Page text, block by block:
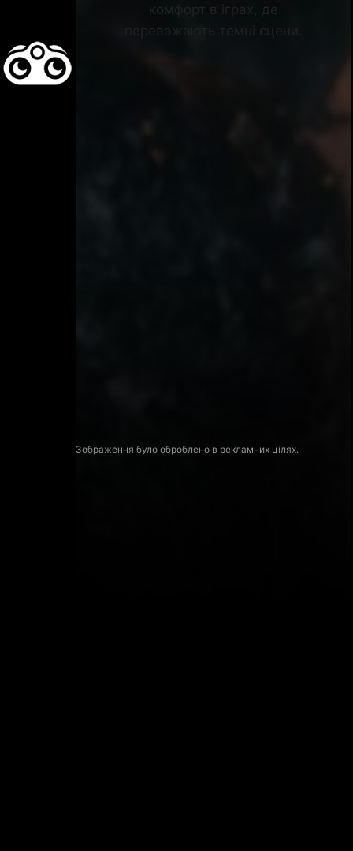
комфорт в іграх, де
переважають темні сцени.
Зображення було оброблено в рекламних цілях.